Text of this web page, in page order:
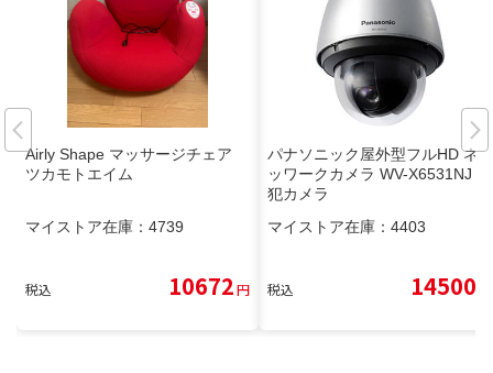
Airly Shape マッサージチェア
ツカモトエイム
マイストア在庫： 4739
税込 10672円
パナソニック屋外型フルHD ネ
ッワークカメラ WV-X6531NJ 防
犯カメラ
マイストア在庫： 4403
税込 14500